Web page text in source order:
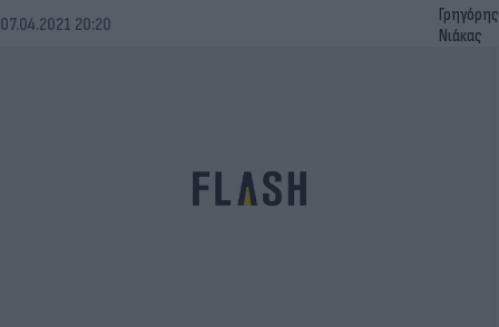
07.04.2021 20:20
Γρηγόρης
Νιάκας